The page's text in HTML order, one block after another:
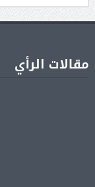
مقالات الرأي